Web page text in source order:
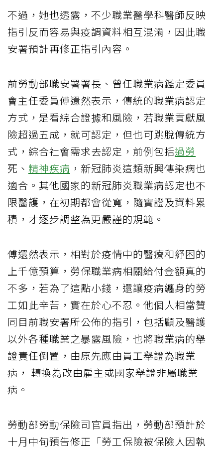
不過，她也透露，不少職業醫學科醫師反映
指引反而容易與疫調資料相互混淆，因此職
安署預計再修正指引內容。
前勞動部職安署署長、曾任職業病鑑定委員
會主任委員傅還然表示，傳統的職業病認定
方式，是看綜合證據和風險，若職業貢獻風
險超過五成，就可認定，但也可跳脫傳統方
式，綜合社會需求去認定，前例包括過勞
死、 精神疾病 ，新冠肺炎這類新興傳染病也
適合。其他國家的新冠肺炎職業病認定也不
限醫護，在初期都會從寬，隨實證及資料累
積，才逐步調整為更嚴謹的規範。
傅還然表示，相對於疫情中的醫療和紓困的
上千億預算，勞保職業病相關給付金額真的
不多，若為了這點小錢，還讓疫病纏身的勞
工如此辛苦，實在於心不忍。他個人相當贊
同目前職安署所公佈的指引，包括顧及醫護
以外各種職業之暴露風險，也將職業病的舉
證責任倒置，由原先應由員工舉證為職業
病， 轉換為改由雇主或國家舉證非屬職業
病。
勞動部勞動保險司官員指出，勞動部預計於
十月中旬預告修正「勞工保險被保險人因執